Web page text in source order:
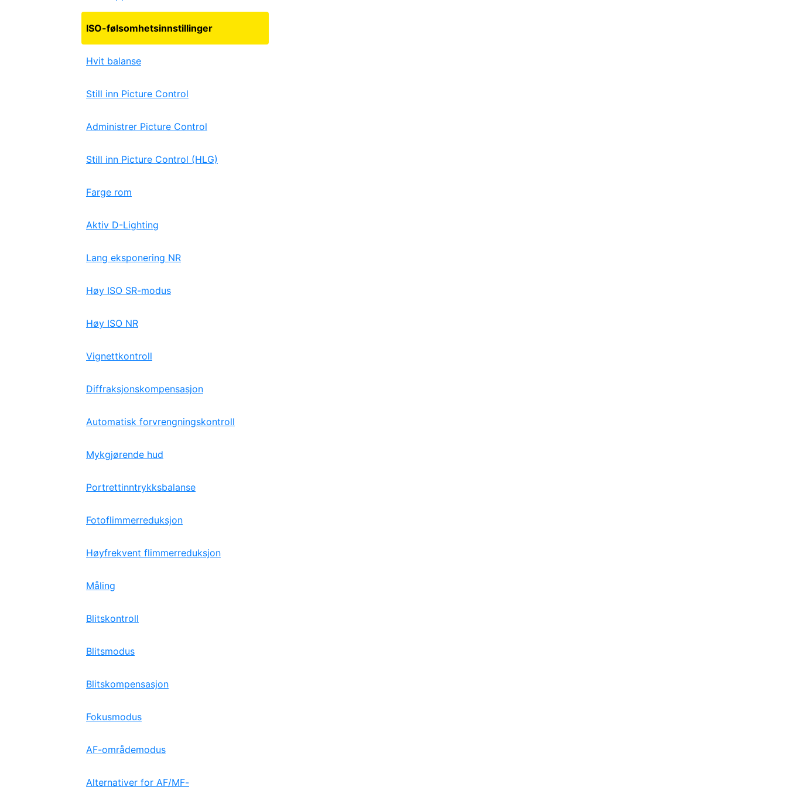
ISO-følsomhetsinnstillinger
Hvit balanse
Still inn Picture Control
Administrer Picture Control
Still inn Picture Control (HLG)
Farge rom
Aktiv D-Lighting
Lang eksponering NR
Høy ISO SR-modus
Høy ISO NR
Vignettkontroll
Diffraksjonskompensasjon
Automatisk forvrengningskontroll
Mykgjørende hud
Portrettinntrykksbalanse
Fotoflimmerreduksjon
Høyfrekvent flimmerreduksjon
Måling
Blitskontroll
Blitsmodus
Blitskompensasjon
Fokusmodus
AF-områdemodus
Alternativer for AF/MF-